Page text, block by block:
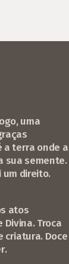
uma
a terra onde a
sua semente.
um direito.
atos
Troca
criatura. Doce